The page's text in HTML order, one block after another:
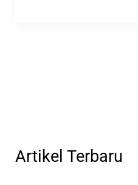
Artikel Terbaru